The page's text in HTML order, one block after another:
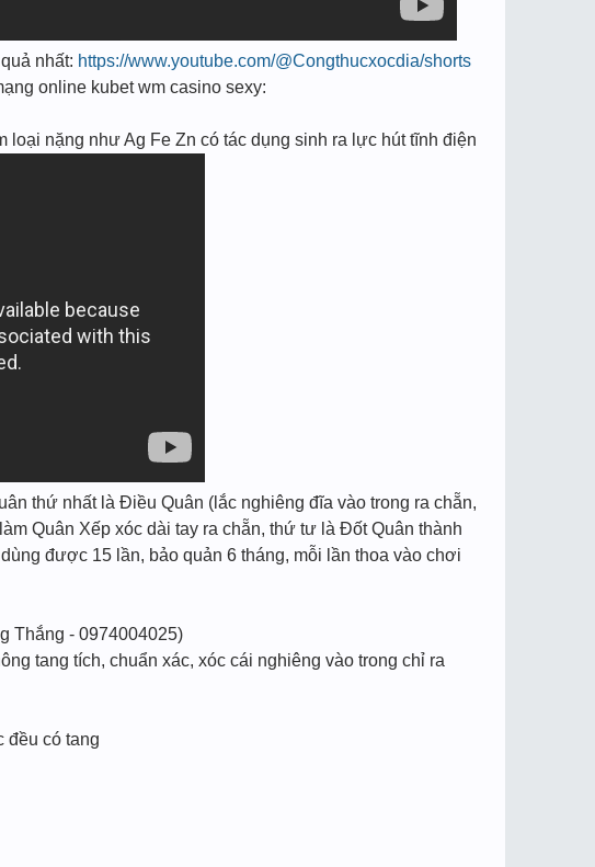
nhất: https://www.youtube.com/@Congthucxocdia/shorts
online kubet wm casino sexy:
nặng như Ag Fe Zn có tác dụng sinh ra lực hút tĩnh điện
thứ nhất là Điều Quân (lắc nghiêng đĩa vào trong ra chẵn,
Quân Xếp xóc dài tay ra chẵn, thứ tư là Đốt Quân thành
được 15 lần, bảo quản 6 tháng, mỗi lần thoa vào chơi
Thắng - 0974004025)
tang tích, chuẩn xác, xóc cái nghiêng vào trong chỉ ra
đều có tang